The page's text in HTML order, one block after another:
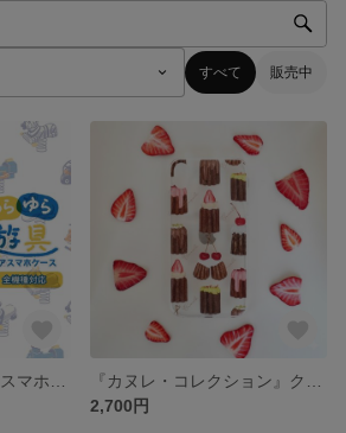
すべて 販売中
2,700円